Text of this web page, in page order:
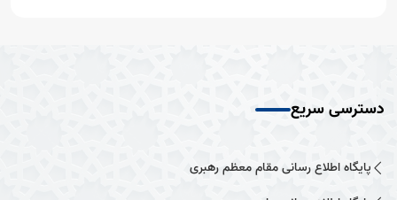
دسترسی سریع
پایگاه اطلاع رسانی مقام معظم رهبری